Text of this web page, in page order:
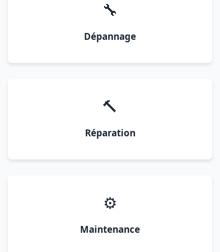
🔧
Dépannage
🔨
Réparation
⚙️
Maintenance